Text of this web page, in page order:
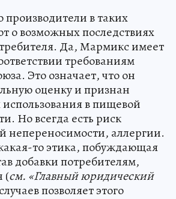
производители в таких
о возможных последствиях
Да, Мармикс имеет
требованиям
Это означает, что он
оценку и признан
в пищевой
Но всегда есть риск
непереносимости, аллергии.
то этика, побуждающая
добавки потребителям,
(см. «Главный юридический
позволяет этого